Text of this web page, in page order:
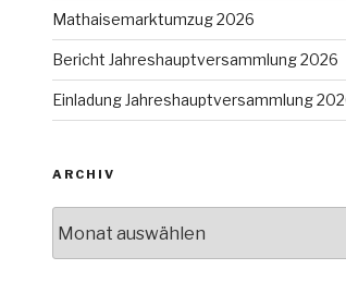
Mathaisemarktumzug 2026
Bericht Jahreshauptversammlung 2026
Einladung Jahreshauptversammlung
ARCHIV